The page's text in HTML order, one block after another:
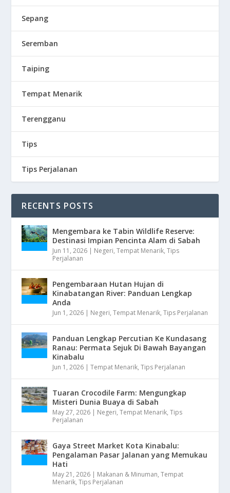
Sepang
Seremban
Taiping
Tempat Menarik
Terengganu
Tips
Tips Perjalanan
RECENTS POSTS
Mengembara ke Tabin Wildlife Reserve:
Destinasi Impian Pencinta Alam di Sabah
Jun 11, 2026 | Negeri,Tempat Menarik,Tips
Perjalanan
Pengembaraan Hutan Hujan di
Kinabatangan River: Panduan Lengkap
Anda
Jun 1, 2026 | Negeri,Tempat Menarik,Tips Perjalanan
Panduan Lengkap Percutian Ke Kundasang
Ranau: Permata Sejuk Di Bawah Bayangan
Kinabalu
Jun 1, 2026 |Tempat Menarik,Tips Perjalanan
Tuaran Crocodile Farm: Mengungkap
Misteri Dunia Buaya di Sabah
May 27, 2026 | Negeri,Tempat Menarik,Tips
Perjalanan
Gaya Street Market Kota Kinabalu:
Pengalaman Pasar Jalanan yang Memukau
Hati
May 21, 2026 | Makanan & Minuman,Tempat
Menarik,Tips Perjalanan